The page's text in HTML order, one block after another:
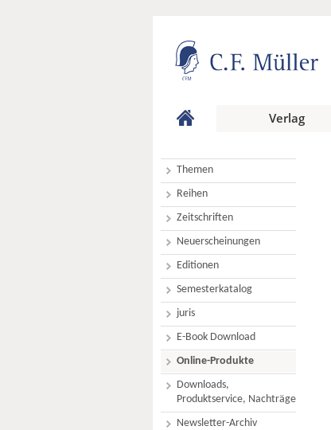
Verlag
Themen
Reihen
Zeitschriften
Neuerscheinungen
Editionen
Semesterkatalog
juris
E-Book Download
Online-Produkte
Downloads,
Produktservice, Nachträge
Newsletter-Archiv